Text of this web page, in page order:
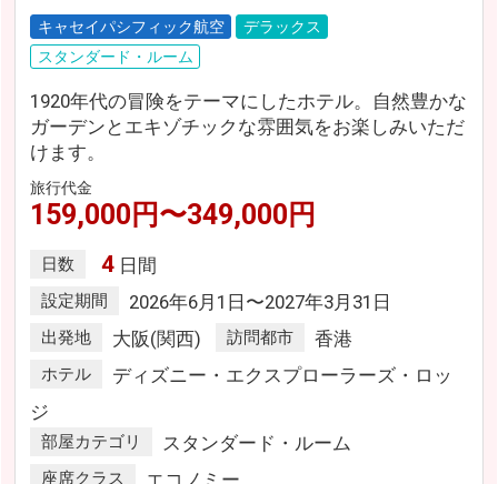
キャセイパシフィック航空
デラックス
スタンダード・ルーム
1920年代の冒険をテーマにしたホテル。自然豊かな
ガーデンとエキゾチックな雰囲気をお楽しみいただ
けます。
旅行代金
159,000円〜349,000円
日数 4 日間
設定期間 2026年6月1日〜2027年3月31日
出発地 大阪(関西) 訪問都市 香港
ホテル
ディズニー・エクスプローラーズ・ロッ
ジ
部屋カテゴリ スタンダード・ルーム
座席クラス エコノミー